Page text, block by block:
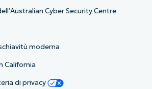
Cyber Security Centre
moderna
California
di privacy